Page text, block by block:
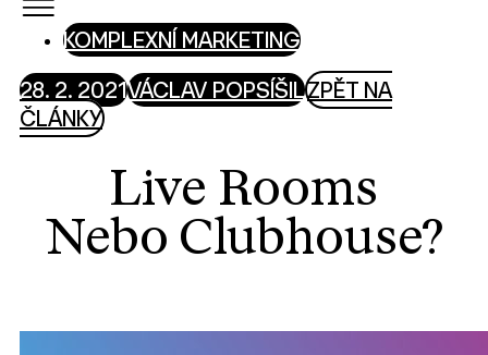
KOMPLEXNÍ MARKETING
28. 2. 2021VÁCLAV POPSÍŠILZPĚT NA
ČLÁNKY
Live Rooms
Nebo Clubhouse?